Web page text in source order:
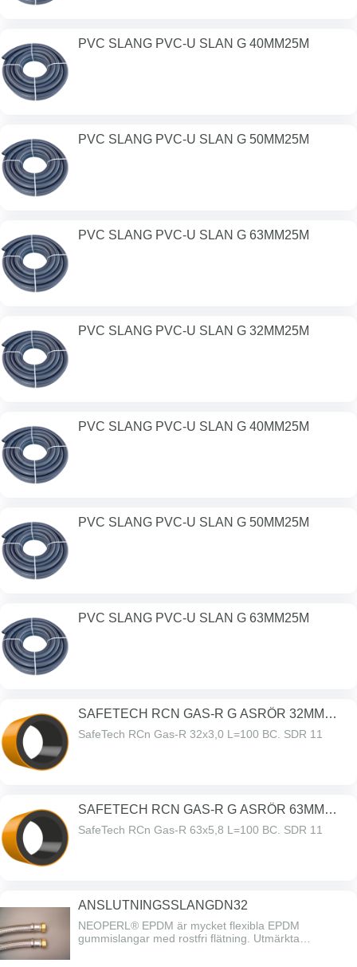
PVC SLANG PVC-U SLAN G 40MM25M
PVC SLANG PVC-U SLAN G 50MM25M
PVC SLANG PVC-U SLAN G 63MM25M
PVC SLANG PVC-U SLAN G 32MM25M
PVC SLANG PVC-U SLAN G 40MM25M
PVC SLANG PVC-U SLAN G 50MM25M
PVC SLANG PVC-U SLAN G 63MM25M
SAFETECH RCN GAS-R G ASRÖR 32MM
L100M RIN
SafeTech RCn Gas-R 32x3,0 L=100 BC. SDR 11
SAFETECH RCN GAS-R G ASRÖR 63MM
L100M RIN
SafeTech RCn Gas-R 63x5,8 L=100 BC. SDR 11
ANSLUTNINGSSLANGDN32
NEOPERL® EPDM är mycket flexibla EPDM
gummislangar med rostfri flätning. Utmärkta